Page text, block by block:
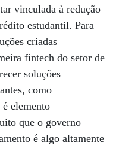
vinculada à redução
estudantil. Para
criadas
fintech do setor de
soluções
como
elemento
que o governo
é algo altamente